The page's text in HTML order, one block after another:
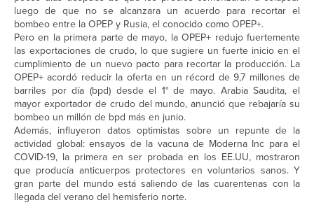
luego de que no se alcanzara un acuerdo para recortar el
bombeo entre la OPEP y Rusia, el conocido como OPEP+.
Pero en la primera parte de mayo, la OPEP+ redujo fuertemente
las exportaciones de crudo, lo que sugiere un fuerte inicio en el
cumplimiento de un nuevo pacto para recortar la producción. La
OPEP+ acordó reducir la oferta en un récord de 9,7 millones de
barriles por día (bpd) desde el 1° de mayo. Arabia Saudita, el
mayor exportador de crudo del mundo, anunció que rebajaría su
bombeo un millón de bpd más en junio.
Además, influyeron datos optimistas sobre un repunte de la
actividad global: ensayos de la vacuna de Moderna Inc para el
COVID-19, la primera en ser probada en los EE.UU, mostraron
que producía anticuerpos protectores en voluntarios sanos. Y
gran parte del mundo está saliendo de las cuarentenas con la
llegada del verano del hemisferio norte.